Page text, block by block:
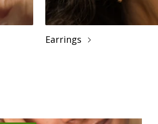
Earrings